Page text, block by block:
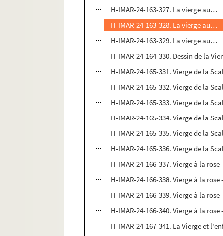
H-IMAR-24-163-327. La vierge au…
H-IMAR-24-163-328. La vierge au…
H-IMAR-24-163-329. La vierge au…
H-IMAR-24-164-330. Dessin de la
H-IMAR-24-165-331. Vierge de la
H-IMAR-24-165-332. Vierge de la
H-IMAR-24-165-333. Vierge de la
H-IMAR-24-165-334. Vierge de la
H-IMAR-24-165-335. Vierge de la
H-IMAR-24-165-336. Vierge de la
H-IMAR-24-166-337. Vierge à la
H-IMAR-24-166-338. Vierge à la
H-IMAR-24-166-339. Vierge à la
H-IMAR-24-166-340. Vierge à la
H-IMAR-24-167-341. La Vierge et